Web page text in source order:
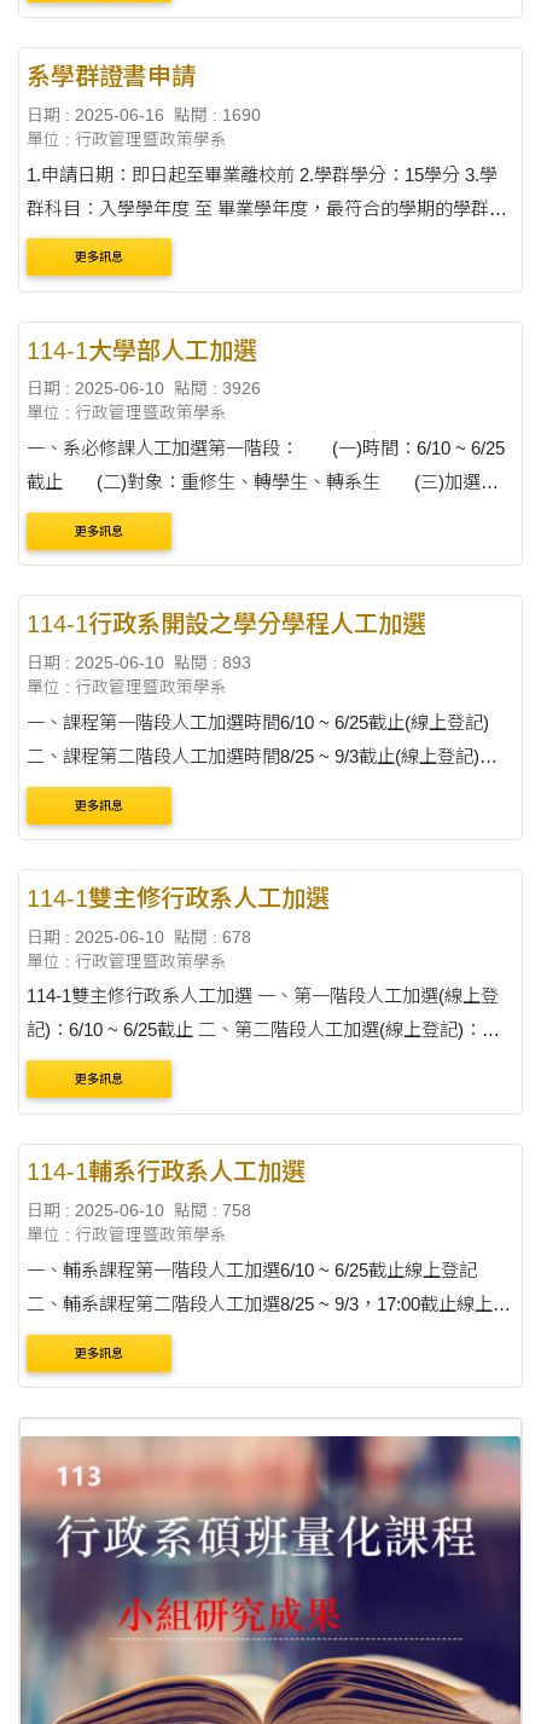
系學群證書申請
日期 : 2025-06-16
點閱 : 1690
單位 : 行政管理暨政策學系
1.申請日期：即日起至畢業離校前 2.學群學分：15學分 3.學
群科目：入學學年度 至 畢業學年度，最符合的學期的學群科
目表。 4.若三個學群均有修畢，可以申請三張證書，請上傳
三次檔案 5.申請表請用電腦....
更多訊息
114-1大學部人工加選
日期 : 2025-06-10 點閱 : 3926
單位 : 行政管理暨政策學系
一、系必修課人工加選第一階段： (一)時間：6/10 ~ 6/25
截止 (二)對象：重修生、轉學生、轉系生 (三)加選方
式：填寫加選表單(請點我) ※行政實....
更多訊息
114-1行政系開設之學分學程人工加選
日期 : 2025-06-10 點閱 : 893
單位 : 行政管理暨政策學系
一、課程第一階段人工加選時間6/10 ~ 6/25截止(線上登記)
二、課程第二階段人工加選時間8/25 ~ 9/3截止(線上登記)
三、線上登記加選方式：填寫加選表單(公務人力養成學分學
程)、(行政管理創新學程)、(....
更多訊息
114-1雙主修行政系人工加選
日期 : 2025-06-10 點閱 : 678
單位 : 行政管理暨政策學系
114-1雙主修行政系人工加選 一、第一階段人工加選(線上登
記)：6/10 ~ 6/25截止 二、第二階段人工加選(線上登記)：
8/25 ~ 9/3截止線上登記 三、線上登記加選方式：加選方式：
填寫加選表單(請點我)....
更多訊息
114-1輔系行政系人工加選
日期 : 2025-06-10 點閱 : 758
單位 : 行政管理暨政策學系
一、輔系課程第一階段人工加選6/10 ~ 6/25截止線上登記
二、輔系課程第二階段人工加選8/25 ~ 9/3，17:00截止線上登
記 三、線上登記加選方式：填寫加選表單(請點我) 登入
帳....
更多訊息